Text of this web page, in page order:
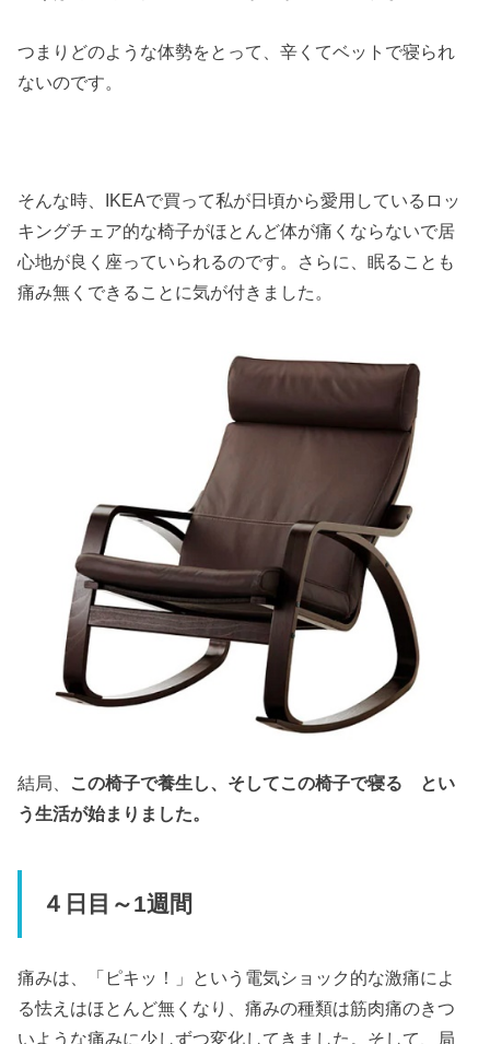
つまりどのような体勢をとって、辛くてベットで寝られ
ないのです。
そんな時、IKEAで買って私が日頃から愛用しているロッ
キングチェア的な椅子がほとんど体が痛くならないで居
心地が良く座っていられるのです。さらに、眠ることも
痛み無くできることに気が付きました。
結局、 この椅子で養生し、そしてこの椅子で寝る とい
う生活が始まりました。
４日目～1週間
痛みは、「ピキッ！」という電気ショック的な激痛によ
る怯えはほとんど無くなり、痛みの種類は筋肉痛のきつ
いような痛みに少しずつ変化してきました。そして、局